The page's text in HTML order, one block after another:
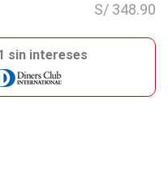
S/ 348.90
sin intereses